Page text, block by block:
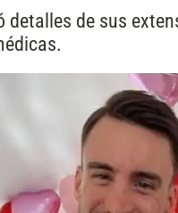
detalles de sus